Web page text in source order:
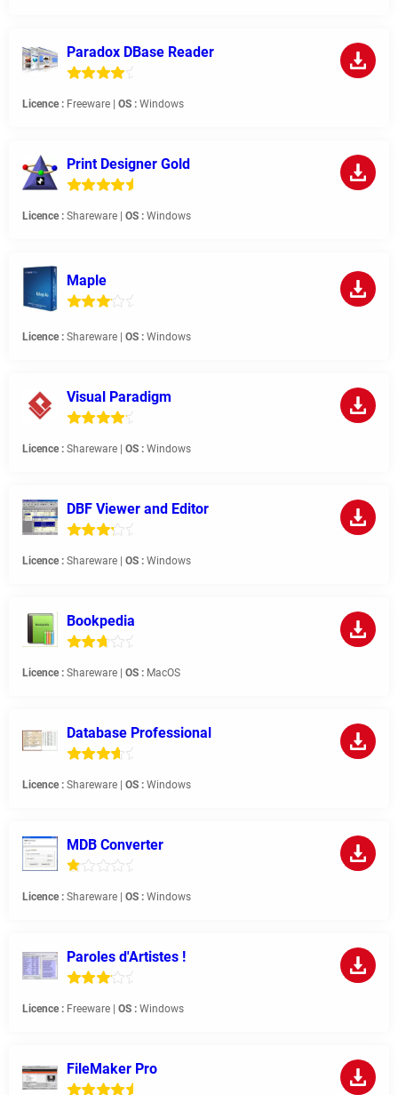
Paradox DBase Reader
Licence : Freeware | OS : Windows
Print Designer Gold
Licence : Shareware | OS : Windows
Maple
Licence : Shareware | OS : Windows
Visual Paradigm
Licence : Shareware | OS : Windows
DBF Viewer and Editor
Licence : Shareware | OS : Windows
Bookpedia
Licence : Shareware | OS : MacOS
Database Professional
Licence : Shareware | OS : Windows
MDB Converter
Licence : Shareware | OS : Windows
Paroles d'Artistes !
Licence : Freeware | OS : Windows
FileMaker Pro